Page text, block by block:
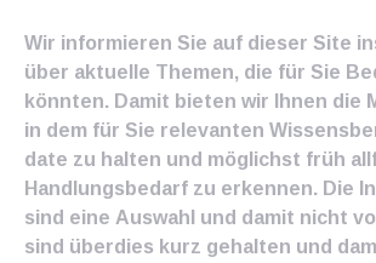
Wir informieren Sie auf dieser Site
über aktuelle Themen, die für Sie
könnten. Damit bieten wir Ihnen die
in dem für Sie relevanten
date zu halten und möglichst früh
Handlungsbedarf zu erkennen. Die
sind eine Auswahl und damit nicht
sind überdies kurz gehalten und